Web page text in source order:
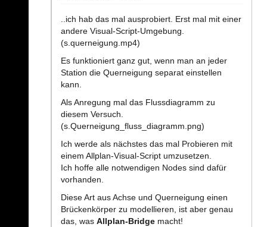
..ich hab das mal ausprobiert. Erst mal mit einer
andere Visual-Script-Umgebung.
(s.querneigung.mp4)
Es funktioniert ganz gut, wenn man an jeder
Station die Querneigung separat einstellen
kann.
Als Anregung mal das Flussdiagramm zu
diesem Versuch.
(s.Querneigung_fluss_diagramm.png)
Ich werde als nächstes das mal Probieren mit
einem Allplan-Visual-Script umzusetzen.
Ich hoffe alle notwendigen Nodes sind dafür
vorhanden.
Diese Art aus Achse und Querneigung einen
Brückenkörper zu modellieren, ist aber genau
das, was Allplan-Bridge macht!